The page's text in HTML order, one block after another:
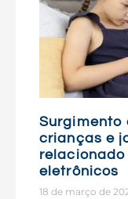
Surgimento
crianças e
eletrônicos
18 de março de